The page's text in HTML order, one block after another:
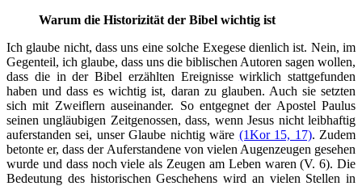
Warum die Historizität der Bibel wichtig ist
Ich glaube nicht, dass uns eine solche Exegese dienlich ist. Nein, im
Gegenteil, ich glaube, dass uns die biblischen Autoren sagen wollen,
dass die in der Bibel erzählten Ereignisse wirklich stattgefunden
haben und dass es wichtig ist, daran zu glauben. Auch sie setzten
sich mit Zweiflern auseinander. So entgegnet der Apostel Paulus
seinen ungläubigen Zeitgenossen, dass, wenn Jesus nicht leibhaftig
auferstanden sei, unser Glaube nichtig wäre (1Kor 15, 17). Zudem
betonte er, dass der Auferstandene von vielen Augenzeugen gesehen
wurde und dass noch viele als Zeugen am Leben waren (V. 6). Die
Bedeutung des historischen Geschehens wird an vielen Stellen in